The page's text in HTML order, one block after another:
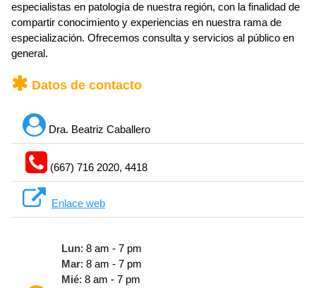
especialistas en patologí­a de nuestra región, con la finalidad de
compartir conocimiento y experiencias en nuestra rama de
especialización. Ofrecemos consulta y servicios al público en
general.
Datos de contacto
Dra. Beatriz Caballero
(667) 716 2020, 4418
Enlace web
Lun: 8 am - 7 pm
Mar: 8 am - 7 pm
Mié: 8 am - 7 pm